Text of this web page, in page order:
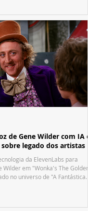
de Gene Wilder com IA e
legado dos artistas
da ElevenLabs para
Wilder em "Wonka's The Golden
no universo de "A Fantástica